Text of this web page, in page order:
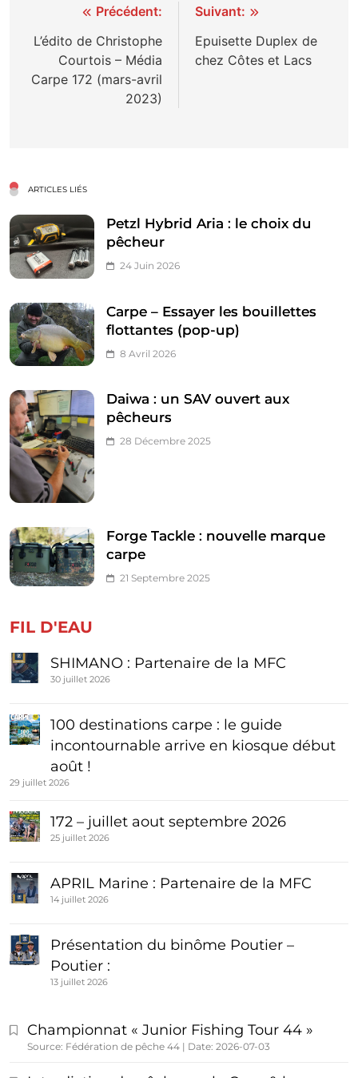
Navigation
de
l’article
Précédent:
L’édito de Christophe
Courtois – Média
Carpe 172 (mars-avril
2023)
Suivant:
Epuisette Duplex de
chez Côtes et Lacs
ARTICLES LIÉS
Petzl Hybrid Aria : le choix du
pêcheur
24 Juin 2026
Carpe – Essayer les bouillettes
flottantes (pop-up)
8 Avril 2026
Daiwa : un SAV ouvert aux
pêcheurs
28 Décembre 2025
Forge Tackle : nouvelle marque
carpe
21 Septembre 2025
FIL D'EAU
SHIMANO : Partenaire de la MFC
30 juillet 2026
100 destinations carpe : le guide
incontournable arrive en kiosque début
août !
29 juillet 2026
172 – juillet aout septembre 2026
25 juillet 2026
APRIL Marine : Partenaire de la MFC
14 juillet 2026
Présentation du binôme Poutier –
Poutier :
13 juillet 2026
Championnat « Junior Fishing Tour 44 »
Source: Fédération de pêche 44 Date: 2026-07-03